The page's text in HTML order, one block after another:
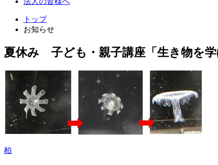
トップ
お知らせ
夏休み 子ども・親子講座「生き物を学
柏